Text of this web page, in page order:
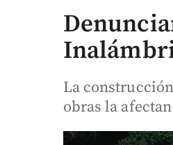
La
obras la